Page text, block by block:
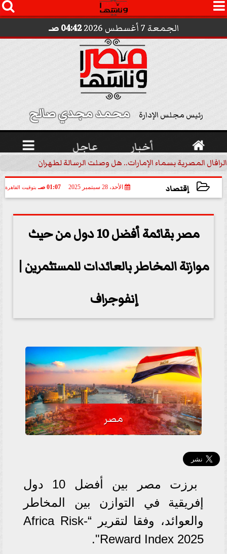
 
الجمعة 7 أغسطس 2026 04:42 صـ
رئيس مجلس الإدارة محمد مجدي صالح
 أخبار عاجل 
الرافال المصرية بسماء الإمارات.. هل وصلت الرسالة لطهران؟..
إقتصاد الأحد، 28 سبتمبر 2025 01:07 صـ بتوقيت القاهرة
مصر بقائمة أفضل 10 دول من حيث
موازنة المخاطر بالعائدات للمستثمرين |
إنفوجراف
مصر
برزت مصر بين أفضل 10 دول
إفريقية في التوازن بين المخاطر
والعوائد، وفقا لتقرير “Africa Risk-
Reward Index 2025".